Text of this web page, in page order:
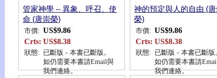
管家神學 -- 異象、呼召、使
命 (唐崇榮)
市價: US$9.86
Crts: US$8.38
狀態: 已斷版 - 本書已斷版。
如仍需要本書請Email與
我們連絡。
神的預定與人的自由 (
榮)
市價: US$9.86
Crts: US$8.38
狀態: 已斷版 - 本書已斷版
如仍需要本書請
我們連絡。